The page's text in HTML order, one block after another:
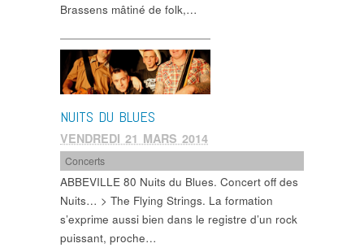
Brassens mâtiné de folk,…
NUITS DU BLUES
VENDREDI 21 MARS 2014
Concerts
ABBEVILLE 80 Nuits du Blues. Concert off des
Nuits… > The Flying Strings. La formation
s’exprime aussi bien dans le registre d’un rock
puissant, proche…